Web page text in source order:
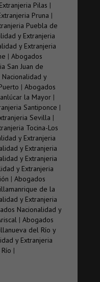
Pilas |
Pruna |
Puebla de
y Extranjeria
y Extranjeria
|Abogados
San Juan de
y
| Abogados
la Mayor |
Santiponce |
Sevilla |
Tocina-Los
y Extranjeria
y Extranjeria
y Extranjeria
y Extranjeria
| Abogados
de la
y Extranjeria
Nacionalidad y
| Abogados
del Río y
y Extranjeria
|